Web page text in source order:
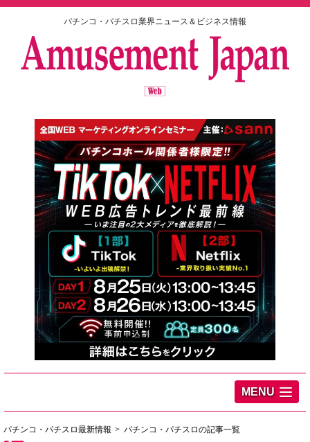
パチンコ・パチスロ業界ニュース＆ビジネス情報
MENU
パチンコ・パチスロ最新情報 パチンコ・パチスロの記事一覧